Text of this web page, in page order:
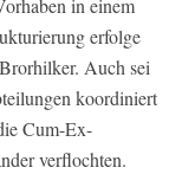
in einem
erfolge
Auch sei
koordiniert
Cum-Ex-
verflochten.